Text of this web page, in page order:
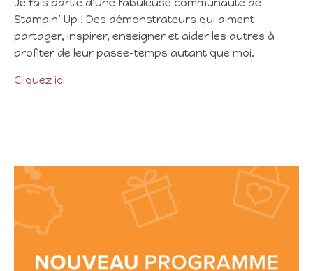
Je fais partie d’une fabuleuse communauté de
Stampin’ Up ! Des démonstrateurs qui aiment
partager, inspirer, enseigner et aider les autres à
profiter de leur passe-temps autant que moi.
Cliquez ici